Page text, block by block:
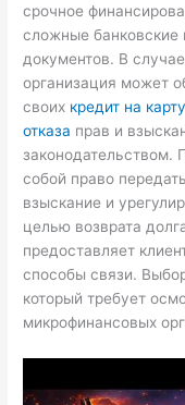
срочное
сложные банковские
документов. В
организация может
своих кредит на
отказа прав и
законодательством.
собой право
взыскание и
целью возврата
предоставляет
способы связи.
который требует
микрофинансовых